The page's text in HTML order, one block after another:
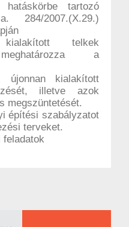
tartozó
284/2007.(X.29.)
telkek
a
újonnan kialakított
illetve azok
megszüntetését.
építési szabályzatot
terveket.
feladatok